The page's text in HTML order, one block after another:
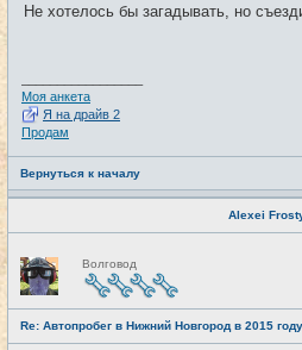
Не хотелось бы загадывать, но
Моя анкета
Я на драйв 2
Продам
Вернуться к началу
Alexei
Н
е
в
с
е
т
и
Волговод
Re: Автопробег в Нижний Новгород в 2015 году